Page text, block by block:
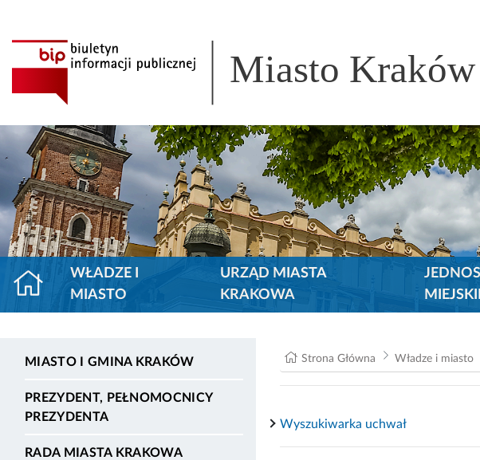
Miasto Kraków
WŁADZE I
MIASTO
URZĄD MIASTA
KRAKOWA
MIASTO I GMINA KRAKÓW
PREZYDENT, PEŁNOMOCNICY
PREZYDENTA
RADA MIASTA KRAKOWA
Strona Główna Władze i miasto
Wyszukiwarka uchwał